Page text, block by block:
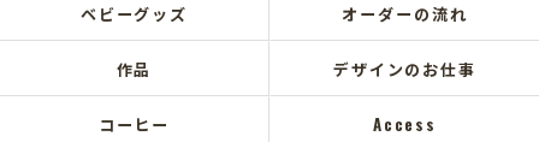
ベビーグッズ オーダーの流れ
作品 デザインのお仕事
コーヒー Access